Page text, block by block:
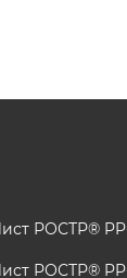
РОСТР®
РОСТР®